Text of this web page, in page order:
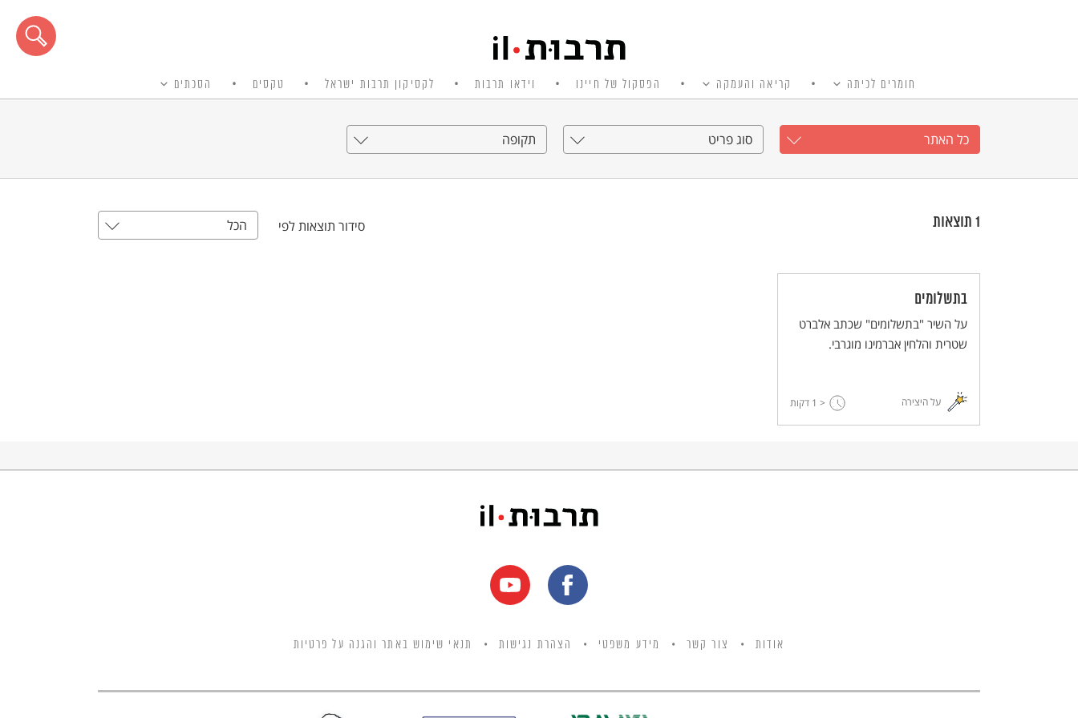
חומרים לכיתה קריאה והעמקה הפסקול של חיינו וידאו תרבות לקסיקון תרבות ישראל טקסים הסכתים
כל האתר סוג פריט תקופה
1 תוצאות סידור תוצאות לפי הכל
בתשלומים
על השיר "בתשלומים" שכתב אלברט
שטרית והלחין אברמינו מוגרבי.
על היצירה < 1 דקות
אודות צור קשר מידע משפטי הצהרת נגישות תנאי שימוש באתר והגנה על פרטיות